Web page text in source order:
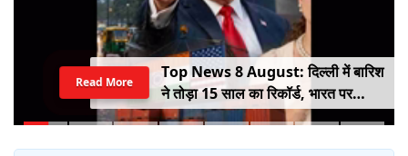
Top News 8 August: दिल्ली में बारिश
ने तोड़ा 15 साल का रिकॉर्ड, भारत पर
100% टैरिफ का खतरा; Gen Z पर कंगना
Read More